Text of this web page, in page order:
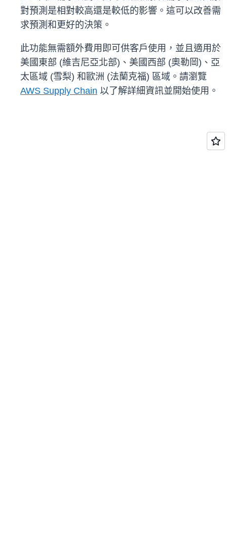
對預測是相對較高還是較低的影響。這可以改善需
求預測和更好的決策。
此功能無需額外費用即可供客戶使用，並且適用於
美國東部 (維吉尼亞北部)、美國西部 (奧勒岡)、亞
太區域 (雪梨) 和歐洲 (法蘭克福) 區域。請瀏覽
AWS Supply Chain 以了解詳細資訊並開始使用。